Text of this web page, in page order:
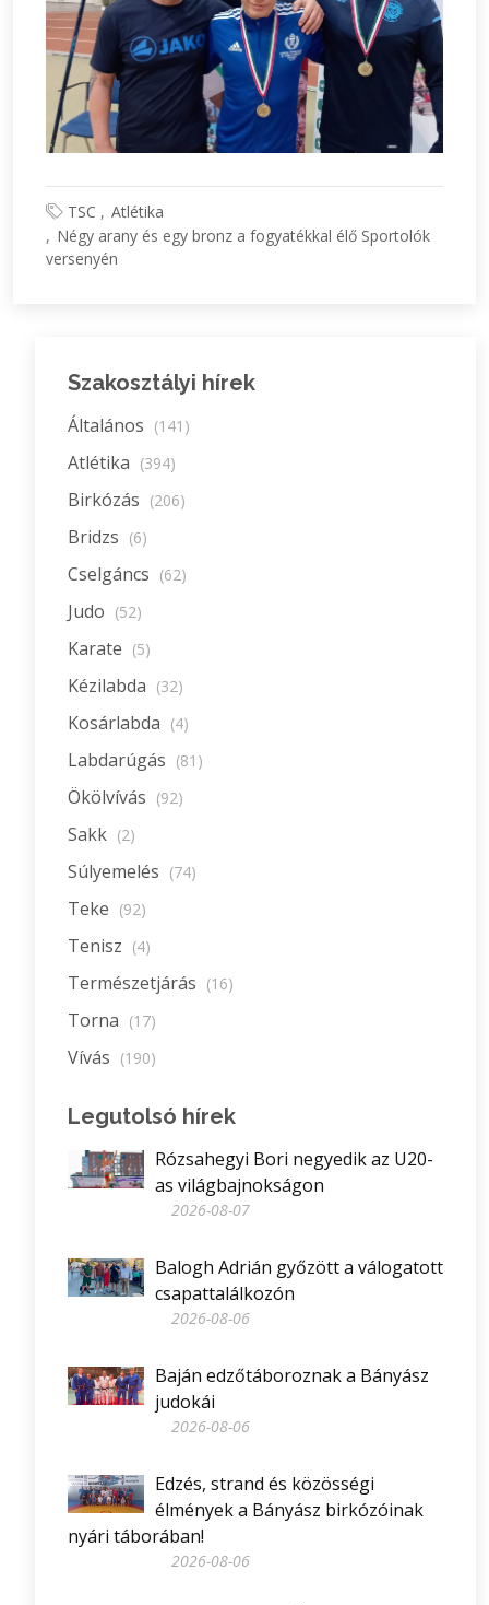
TSC
Atlétika
Négy arany és egy bronz a fogyatékkal élő Sportolók
versenyén
Szakosztályi hírek
Általános (141)
Atlétika (394)
Birkózás (206)
Bridzs (6)
Cselgáncs (62)
Judo (52)
Karate (5)
Kézilabda (32)
Kosárlabda (4)
Labdarúgás (81)
Ökölvívás (92)
Sakk (2)
Súlyemelés (74)
Teke (92)
Tenisz (4)
Természetjárás (16)
Torna (17)
Vívás (190)
Legutolsó hírek
Rózsahegyi Bori negyedik az U20-
as világbajnokságon
2026-08-07
Balogh Adrián győzött a válogatott
csapattalálkozón
2026-08-06
Baján edzőtáboroznak a Bányász
judokái
2026-08-06
Edzés, strand és közösségi
élmények a Bányász birkózóinak
nyári táborában!
2026-08-06